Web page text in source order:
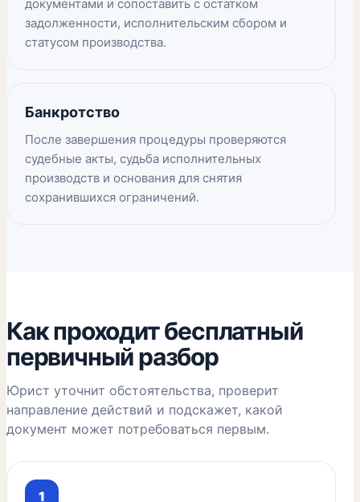
документами и сопоставить с остатком
задолженности, исполнительским сбором и
статусом производства.
Банкротство
После завершения процедуры проверяются
судебные акты, судьба исполнительных
производств и основания для снятия
сохранившихся ограничений.
Как проходит бесплатный
первичный разбор
Юрист уточнит обстоятельства, проверит
направление действий и подскажет, какой
документ может потребоваться первым.